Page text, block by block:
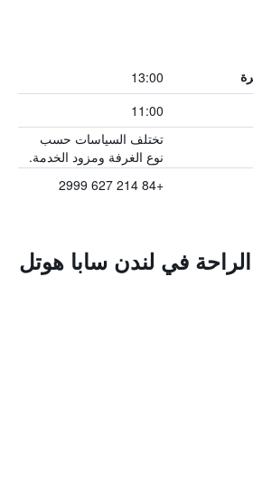
13:00
11:00
تختلف السياسات حسب
نوع الغرفة ومزود الخدمة.
+84 214 627 2999
في لندن سابا هوتل